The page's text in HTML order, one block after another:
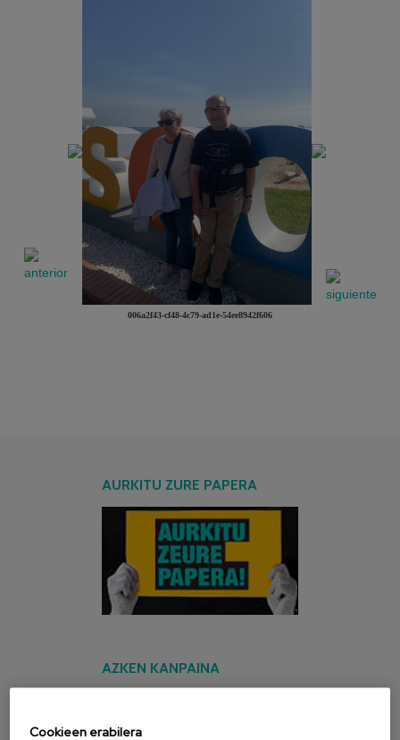
006a2f43-cf48-4c79-ad1e-54ee8942f606
AURKITU ZURE PAPERA
AZKEN KANPAINA
Cookieen erabilera